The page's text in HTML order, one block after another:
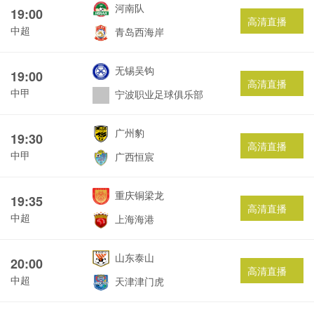
19:00
中超
河南队
青岛西海岸
高清直播
19:00
中甲
无锡吴钩
宁波职业足球俱乐部
高清直播
19:30
中甲
广州豹
广西恒宸
高清直播
19:35
中超
重庆铜梁龙
上海海港
高清直播
20:00
中超
山东泰山
天津津门虎
高清直播